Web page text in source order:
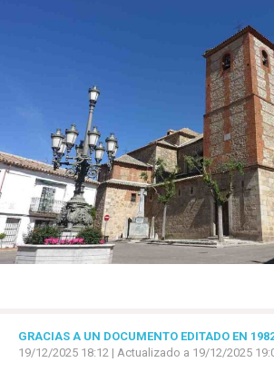
GRACIAS A UN DOCUMENTO EDITADO EN
19/12/2025 18:12 | Actualizado a 19/12/2025